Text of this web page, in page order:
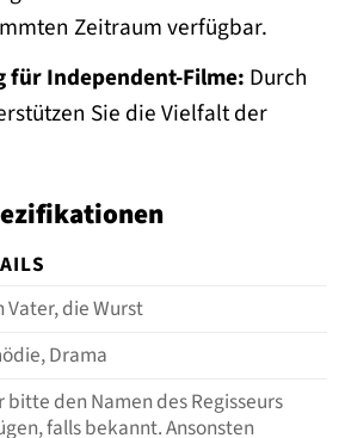
Zeitraum verfügbar.
für Independent-Filme: Durch
Sie die Vielfalt der
Vater, die Wurst
Drama
bitte den Namen des Regisseurs
falls bekannt. Ansonsten